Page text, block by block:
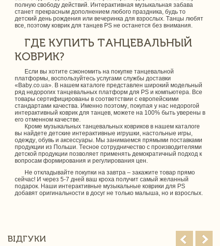
полную свободу действий. Интерактивная музыкальная забава
станет прекрасным дополнением любого праздника, будь то
детский день рождения или вечеринка для взрослых. Танцы любят
все, поэтому коврик для танцев PS не останется без внимания.
ГДЕ КУПИТЬ ТАНЦЕВАЛЬНЫЙ
КОВРИК?
Если вы хотите сэкономить на покупке танцевальной
платформы, воспользуйтесь услугами службы доставки
«Baby.co.ua». В нашем каталоге представлен широкий модельный
ряд недорогих танцевальных платформ для PS и компьютера. Все
товары сертифицированы в соответствии с европейскими
стандартами качества. Именно поэтому, покупая у нас недорогой
интерактивный коврик для танцев, можете на 100% быть уверены в
его отменном качестве.
Кроме музыкальных танцевальных ковриков в нашем каталоге
вы найдете детские интерактивные игрушки, настольные игры,
одежду, обувь и аксессуары. Мы занимаемся прямыми поставками
продукции из Польши. Тесное сотрудничество с производителями
детской продукции позволяет применять демократичный подход к
вопросам формирования и регулирования цен.
Не откладывайте покупки на завтра – закажите товар прямо
сейчас! И через 5-7 дней ваш кроха получит самый желанный
подарок. Наши интерактивные музыкальные коврики для PS
добавят оригинальности в досуг не только малыша, но и взрослых.
ВІДГУКИ